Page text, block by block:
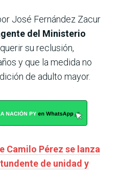
José Fernández Zacur
del Ministerio
su reclusión,
y que la medida no
de adulto mayor.
Camilo Pérez se lanza
de unidad y